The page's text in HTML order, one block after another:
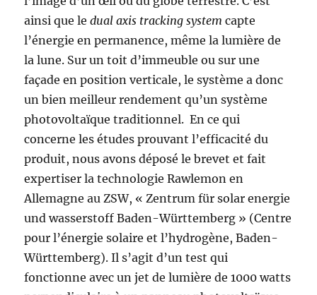
ainsi que ledual axis tracking system capte
l’énergie en permanence, même la lumière de
la lune. Sur un toit d’immeuble ou sur une
façade en position verticale, le système a donc
un bien meilleur rendement qu’un système
photovoltaïque traditionnel. En ce qui
concerne les études prouvant l’efficacité du
produit, nous avons déposé le brevet et fait
expertiser la technologie Rawlemon en
Allemagne au ZSW, « Zentrum für solar energie
und wasserstoff Baden-Württemberg » (Centre
pour l’énergie solaire et l’hydrogène, Baden-
Württemberg). Il s’agit d’un test qui
fonctionne avec un jet de lumière de 1000 watts